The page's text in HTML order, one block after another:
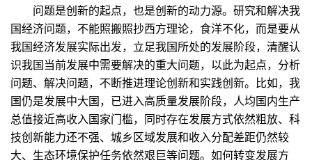
问题是创新的起点，也是创新的动力源。研究和解决我
国经济问题，不能照搬照抄西方理论，食洋不化，而是要从
我国经济发展实际出发，立足我国所处的发展阶段，清醒认
识我国当前发展中需要解决的重大问题，以此为起点，分析
问题、解决问题，不断推进理论创新和实践创新。比如，我
国仍是发展中大国，已进入高质量发展阶段，人均国内生产
总值接近高收入国家门槛，同时存在发展方式依然粗放、科
技创新能力还不强、城乡区域发展和收入分配差距仍然较
大、生态环境保护任务依然艰巨等问题。如何转变发展方